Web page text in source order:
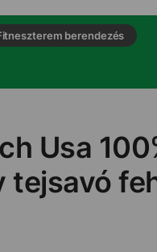
berendezés
Usa
tejsavó